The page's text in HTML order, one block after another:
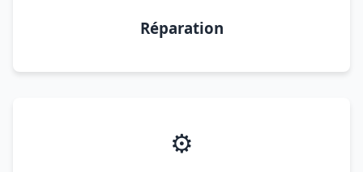
Réparation
⚙️